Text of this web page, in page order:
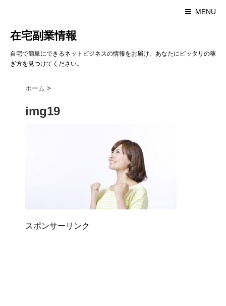
MENU
在宅副業情報
自宅で簡単にできるネットビジネスの情報をお届け。あなたにピッタリの稼
ぎ方を見つけてください。
ホーム >
img19
スポンサーリンク